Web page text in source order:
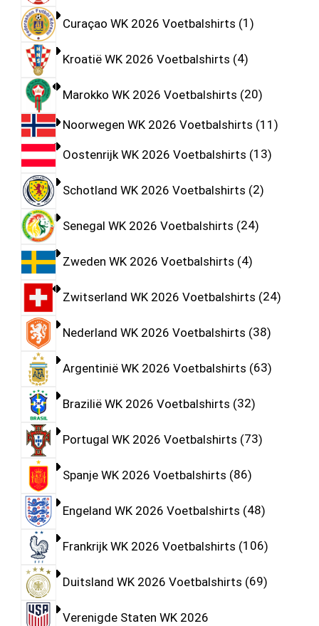
Curaçao WK 2026 Voetbalshirts 1
Kroatië WK 2026 Voetbalshirts 4
Marokko WK 2026 Voetbalshirts 20
Noorwegen WK 2026 Voetbalshirts 11
Oostenrijk WK 2026 Voetbalshirts 13
Schotland WK 2026 Voetbalshirts 2
Senegal WK 2026 Voetbalshirts 24
Zweden WK 2026 Voetbalshirts 4
Zwitserland WK 2026 Voetbalshirts 24
Nederland WK 2026 Voetbalshirts 38
Argentinië WK 2026 Voetbalshirts 63
Brazilië WK 2026 Voetbalshirts 32
Portugal WK 2026 Voetbalshirts 73
Spanje WK 2026 Voetbalshirts 86
Engeland WK 2026 Voetbalshirts 48
Frankrijk WK 2026 Voetbalshirts 106
Duitsland WK 2026 Voetbalshirts 69
Verenigde Staten WK 2026